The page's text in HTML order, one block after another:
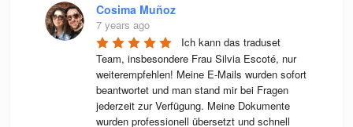
Cosima Muñoz
7 years ago
Ich kann das traduset
Team, insbesondere Frau Silvia Escoté, nur
weiterempfehlen! Meine E-Mails wurden sofort
beantwortet und man stand mir bei Fragen
jederzeit zur Verfügung. Meine Dokumente
wurden professionell übersetzt und schnell